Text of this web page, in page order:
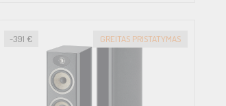
-391 € GREITAS PRISTATYMAS